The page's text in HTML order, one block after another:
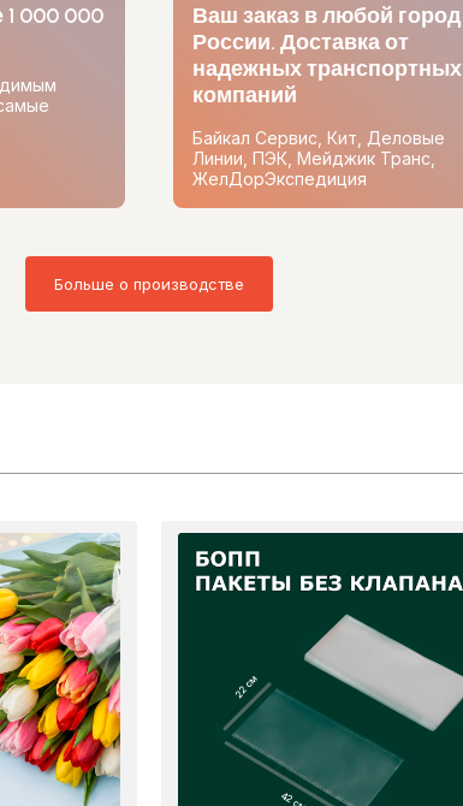
000 000
Ваш заказ в любой город
России. Доставка от
надежных транспортных
компаний
Байкал Сервис, Кит, Деловые
Линии, ПЭК, Мейджик Транс,
ЖелДорЭкспедиция
Больше о производстве
22 см
42 см